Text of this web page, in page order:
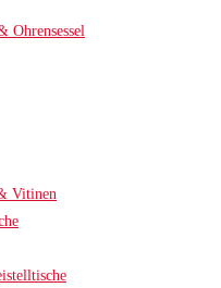
Ohrensessel
Vitinen